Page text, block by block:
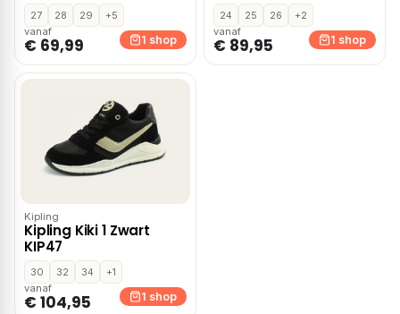
27 28 29
+5
vanaf
€ 69,99 1 shop
24 25 26
+2
vanaf
€ 89,95 1 shop
Kipling
Kipling Kiki 1 Zwart
KIP47
30 32 34
+1
vanaf
€ 104,95 1 shop